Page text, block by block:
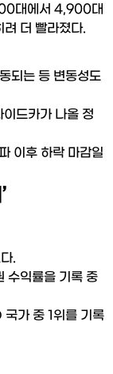
대에서 4,900대
더 빨라졌다.
되는 등 변동성도
드카가 나올 정
이후 하락 마감일
.
수익률을 기록 중
가 중 1위를 기록